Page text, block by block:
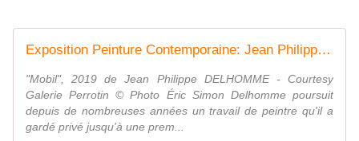
Exposition Peinture Contemporaine: Jean Philippe DELHOMME "Los Angeles Langage" - ACTUART by Eric SIMON
"Mobil", 2019 de Jean Philippe DELHOMME - Courtesy
Galerie Perrotin © Photo Éric Simon Delhomme poursuit
depuis de nombreuses années un travail de peintre qu'il a
gardé privé jusqu'à une prem...